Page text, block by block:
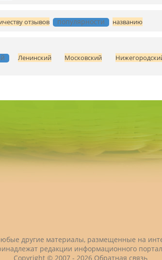
отзывов популярности названию
Ленинский Московский
другие материалы, размещенные на
редакции информационного
Copyright © 2007 - 2026 Обратная связь